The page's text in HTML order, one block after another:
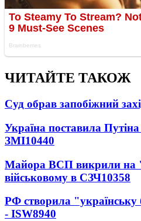
ЧИТАЙТЕ ТАКОЖ
Суд обрав запобіжний
Україна поставила
ЗМІ10440
Майора ВСП викрили на
військовому в СЗЧ10358
РФ створила
- ISW8940